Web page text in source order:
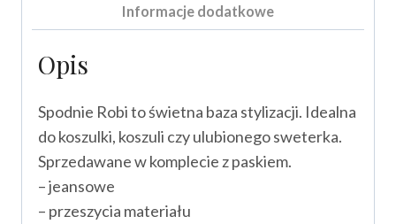
Informacje dodatkowe
Opis
Spodnie Robi to świetna baza stylizacji. Idealna
do koszulki, koszuli czy ulubionego sweterka.
Sprzedawane w komplecie z paskiem.
– jeansowe
– przeszycia materiału